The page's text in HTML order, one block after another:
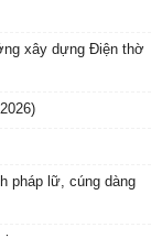
xây dựng Điện thờ
pháp lữ, cúng dàng